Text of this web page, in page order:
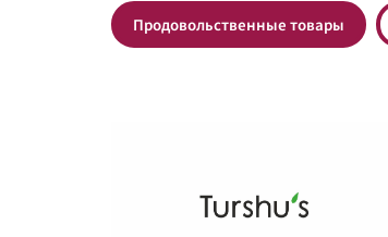
Продовольственные товары